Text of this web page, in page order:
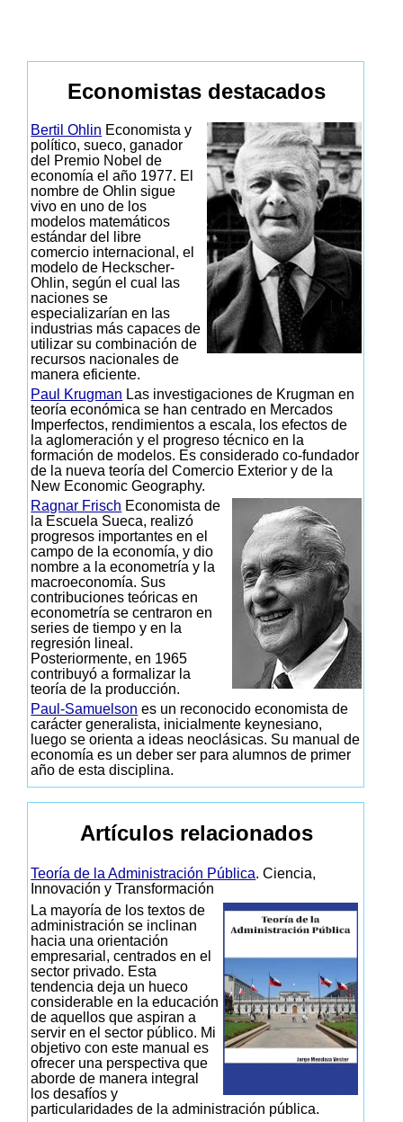
Economistas destacados
Bertil Ohlin Economista y
político, sueco, ganador
del Premio Nobel de
economía el año 1977. El
nombre de Ohlin sigue
vivo en uno de los
modelos matemáticos
estándar del libre
comercio internacional, el
modelo de Heckscher-
Ohlin, según el cual las
naciones se
especializarían en las
industrias más capaces de
utilizar su combinación de
recursos nacionales de
manera eficiente.
Paul Krugman Las investigaciones de Krugman en
teoría económica se han centrado en Mercados
Imperfectos, rendimientos a escala, los efectos de
la aglomeración y el progreso técnico en la
formación de modelos. Es considerado co-fundador
de la nueva teoría del Comercio Exterior y de la
New Economic Geography.
Ragnar Frisch Economista de
la Escuela Sueca, realizó
progresos importantes en el
campo de la economía, y dio
nombre a la econometría y la
macroeconomía. Sus
contribuciones teóricas en
econometría se centraron en
series de tiempo y en la
regresión lineal.
Posteriormente, en 1965
contribuyó a formalizar la
teoría de la producción.
Paul-Samuelson es un reconocido economista de
carácter generalista, inicialmente keynesiano,
luego se orienta a ideas neoclásicas. Su manual de
economía es un deber ser para alumnos de primer
año de esta disciplina.
Artículos relacionados
Teoría de la Administración Pública. Ciencia,
Innovación y Transformación
La mayoría de los textos de
administración se inclinan
hacia una orientación
empresarial, centrados en el
sector privado. Esta
tendencia deja un hueco
considerable en la educación
de aquellos que aspiran a
servir en el sector público. Mi
objetivo con este manual es
ofrecer una perspectiva que
aborde de manera integral
los desafíos y
particularidades de la administración pública.